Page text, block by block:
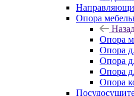
Опора
Опора
Опора
Опора
Опора
Опора